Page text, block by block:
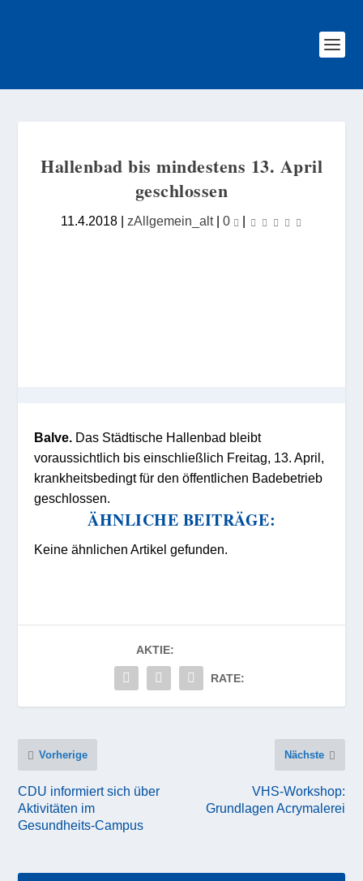
Hallenbad bis mindestens 13. April
geschlossen
11.4.2018 | zAllgemein_alt| 0 |
Balve. Das Städtische Hallenbad bleibt
voraussichtlich bis einschließlich Freitag, 13. April,
krankheitsbedingt für den öffentlichen Badebetrieb
geschlossen.
ÄHNLICHE BEITRÄGE:
Keine ähnlichen Artikel gefunden.
AKTIE:
RATE:
Vorherige
CDU informiert sich über
Aktivitäten im
Gesundheits-Campus
Nächste
VHS-Workshop:
Grundlagen Acrymalerei